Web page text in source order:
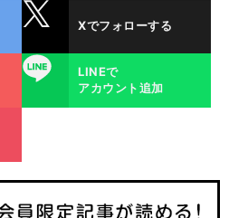
Xでフォローする
LINE
LINEで
アカウント追加